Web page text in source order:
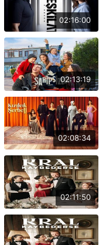
02:16:00
02:13:19
02:08:34
02:11:50